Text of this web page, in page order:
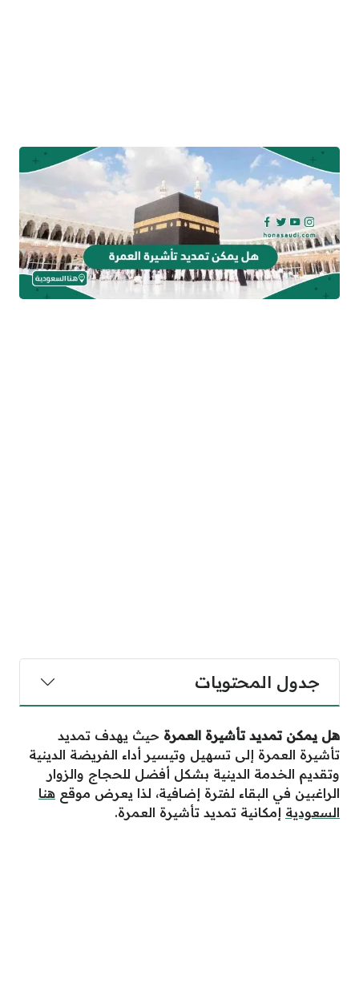
جدول المحتويات
هل يمكن تمديد تأشيرة العمرة حيث يهدف تمديد
تأشيرة العمرة إلى تسهيل وتيسير أداء الفريضة الدينية
وتقديم الخدمة الدينية بشكل أفضل للحجاج والزوار
الراغبين في البقاء لفترة إضافية، لذا يعرض موقع هنا
السعودية إمكانية تمديد تأشيرة العمرة.